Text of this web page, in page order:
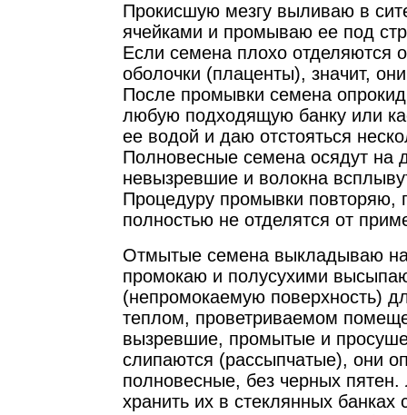
Прокисшую мезгу выливаю в
ячейками и промываю ее под
Если семена плохо отделяются
оболочки (плаценты), значит,
После промывки семена
любую подходящую банку или
ее водой и даю отстояться
Полновесные семена осядут на
невызревшие и волокна
Процедуру промывки повторяю,
полностью не отделятся от
Отмытые семена выкладываю на
промокаю и полусухими
(непромокаемую поверхность)
теплом, проветриваемом
вызревшие, промытые и
слипаются (рассыпчатые), они
полновесные, без черных пятен.
хранить их в стеклянных банках